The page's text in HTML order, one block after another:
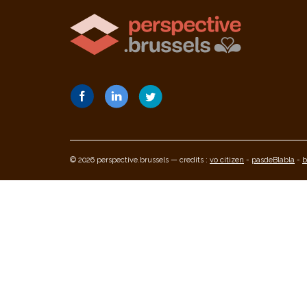
© 2026 perspective.brussels — credits : vo citizen - pasdeBlabla -